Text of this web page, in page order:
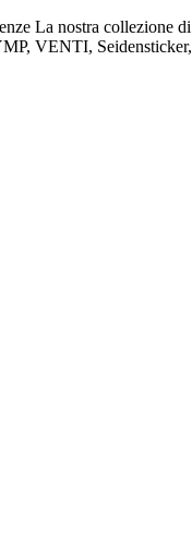
La nostra collezione di
VENTI, Seidensticker,